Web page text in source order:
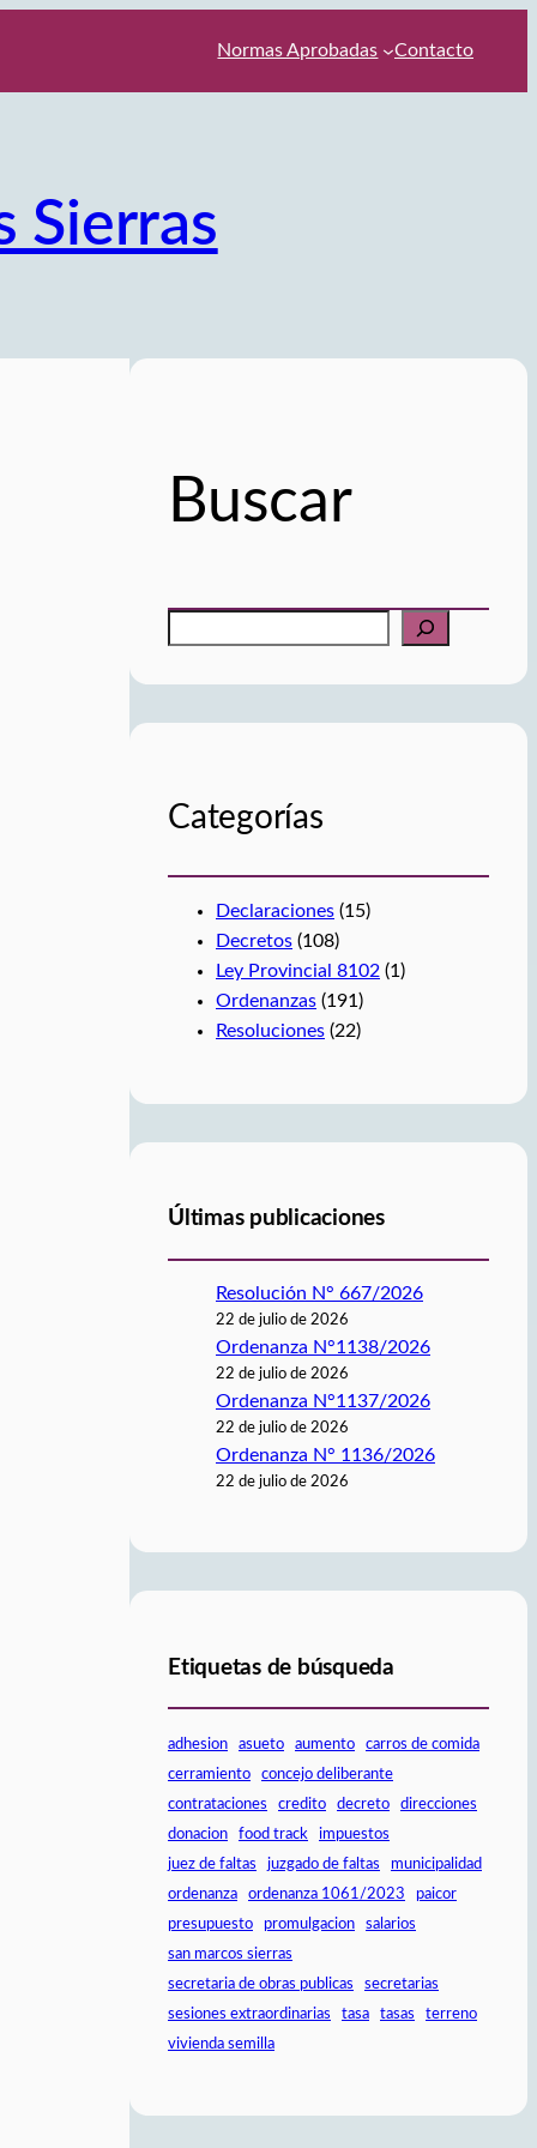
Normas Aprobadas Contacto
Sierras
Buscar
s
Categorías
Declaraciones (15)
Decretos (108)
Ley Provincial 8102 (1)
Ordenanzas (191)
Resoluciones (22)
Últimas publicaciones
Resolución N° 667/2026
22 de julio de 2026
Ordenanza N°1138/2026
22 de julio de 2026
Ordenanza N°1137/2026
22 de julio de 2026
Ordenanza N° 1136/2026
22 de julio de 2026
Etiquetas de búsqueda
adhesion asueto aumento
carros de comida
cerramiento
concejo deliberante
contrataciones
credito decreto
direcciones
donacion
food track
impuestos
juez de faltas
juzgado de faltas
municipalidad
ordenanza
ordenanza 1061/2023
paicor
presupuesto
promulgacion
salarios
san marcos sierras
secretaria de obras publicas
secretarias
sesiones extraordinarias
tasa tasas
terreno
vivienda semilla